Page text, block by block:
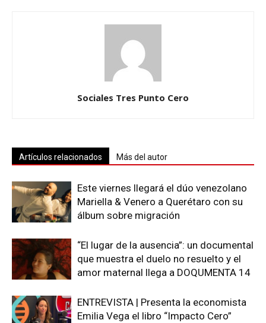
Sociales Tres Punto Cero
Artículos relacionados Más del autor
Este viernes llegará el dúo venezolano
Mariella & Venero a Querétaro con su
álbum sobre migración
“El lugar de la ausencia”: un documental
que muestra el duelo no resuelto y el
amor maternal llega a DOQUMENTA 14
ENTREVISTA | Presenta la economista
Emilia Vega el libro “Impacto Cero”